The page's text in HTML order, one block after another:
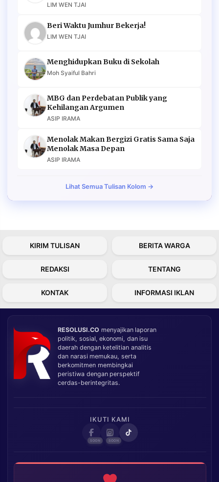
LIM WEN TJAI
Beri Waktu Jumhur Bekerja!
LIM WEN TJAI
Menghidupkan Buku di Sekolah
Moh Syaiful Bahri
MBG dan Perdebatan Publik yang
Kehilangan Argumen
ASIP IRAMA
Menolak Makan Bergizi Gratis Sama Saja
Menolak Masa Depan
ASIP IRAMA
Lihat Semua Tulisan Kolom →
KIRIM TULISAN BERITA WARGA
REDAKSI TENTANG
KONTAK INFORMASI IKLAN
RESOLUSI.CO menyajikan laporan
politik, sosial, ekonomi, dan isu
daerah dengan ketelitian analitis
dan narasi memukau, serta
berkomitmen membingkai
peristiwa dengan perspektif
cerdas-berintegritas.
IKUTI KAMI